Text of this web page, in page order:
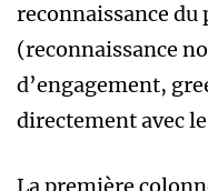
reconnaissance du
(reconnaissance
d’engagement,
directement avec